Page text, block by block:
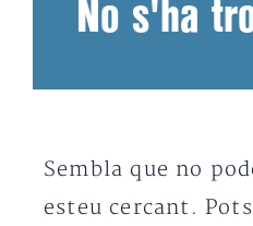
No s'ha
Sembla que no
esteu cercant.